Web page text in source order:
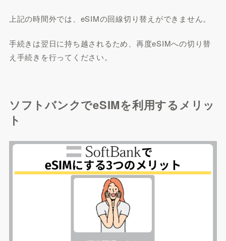
上記の時間外では、eSIMの回線切り替えができません。
手続きは翌日に持ち越されるため、再度eSIMへの切り替
え手続きを行ってください。
ソフトバンクでeSIMを利用するメリッ
ト